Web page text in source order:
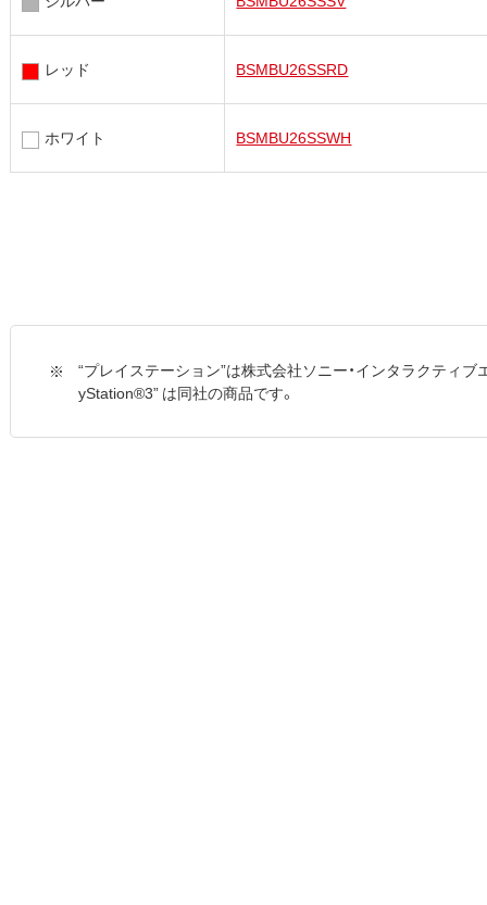
レッド BSMBU26SSRD
ホワイト BSMBU26SSWH
“プレイステーション”は株式会社ソニー・インタラクティ
yStation®3” は同社の商品です。